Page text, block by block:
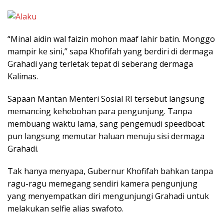
“Minal aidin wal faizin mohon maaf lahir batin. Monggo
mampir ke sini,” sapa Khofifah yang berdiri di dermaga
Grahadi yang terletak tepat di seberang dermaga
Kalimas.
Sapaan Mantan Menteri Sosial RI tersebut langsung
memancing kehebohan para pengunjung. Tanpa
membuang waktu lama, sang pengemudi speedboat
pun langsung memutar haluan menuju sisi dermaga
Grahadi.
Tak hanya menyapa, Gubernur Khofifah bahkan tanpa
ragu-ragu memegang sendiri kamera pengunjung
yang menyempatkan diri mengunjungi Grahadi untuk
melakukan selfie alias swafoto.